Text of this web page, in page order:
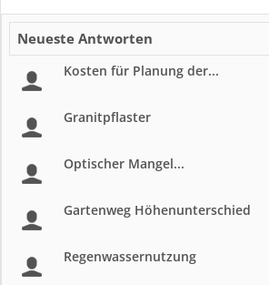
Neueste Antworten
Kosten für Planung der...
Granitpflaster
Optischer Mangel...
Gartenweg Höhenunterschied
Regenwassernutzung